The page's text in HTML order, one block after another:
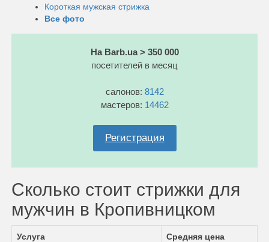
Короткая мужская стрижка
Все фото
На Barb.ua > 350 000
посетителей в месяц
салонов: 8142
мастеров: 14462
Регистрация
Сколько стоит стрижки для
мужчин в Кропивницком
Услуга Средняя цена